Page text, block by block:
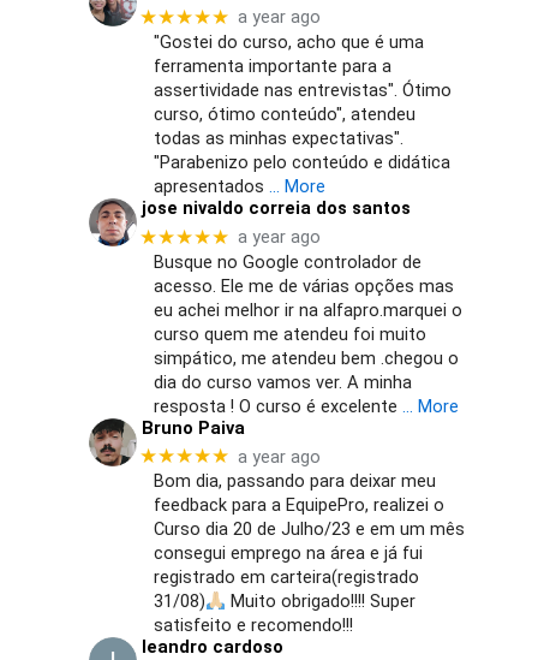
★★★★★ a year ago
"Gostei do curso, acho que é uma
ferramenta importante para a
assertividade nas entrevistas". Ótimo
curso, ótimo conteúdo", atendeu
todas as minhas expectativas".
"Parabenizo pelo conteúdo e didática
apresentados … More
jose nivaldo correia dos santos
★★★★★ a year ago
Busque no Google controlador de
acesso. Ele me de várias opções mas
eu achei melhor ir na alfapro.marquei o
curso quem me atendeu foi muito
simpático, me atendeu bem .chegou o
dia do curso vamos ver. A minha
resposta ! O curso é excelente
… More
Bruno Paiva
★★★★★ a year ago
Bom dia, passando para deixar meu
feedback para a EquipePro, realizei o
Curso dia 20 de Julho/23 e em um mês
consegui emprego na área e já fui
registrado em carteira(registrado
31/08)
Muito obrigado!!!! Super
satisfeito e recomendo!!!
leandro cardoso